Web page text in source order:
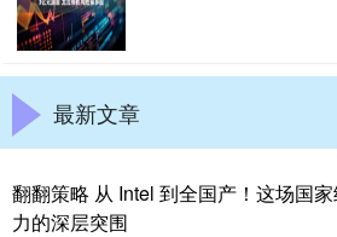
最新文章
翻翻策略 从 Intel 到全国产！这场国
力的深层突围